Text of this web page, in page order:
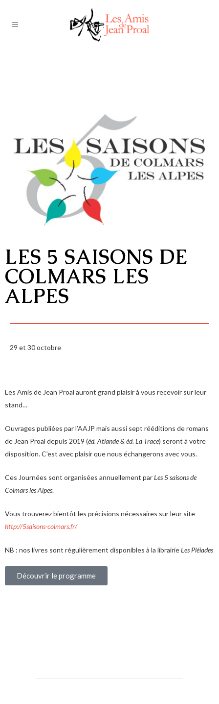
LES 5 SAISONS DE
COLMARS LES
ALPES
29 et 30 octobre
Les Amis de Jean Proal auront grand plaisir à vous recevoir sur leur
stand…
Ouvrages publiées par l’AAJP mais aussi sept rééditions de romans
de Jean Proal depuis 2019 (éd. Atlande & éd. La Trace) seront à votre
disposition. C’est avec plaisir que nous échangerons avec vous.
Ces Journées sont organisées annuellement parLes 5 saisons de
Colmars les Alpes.
Vous trouverez bientôt les précisions nécessaires sur leur site
http://5saisons-colmars.fr/
NB : nos livres sont régulièrement disponibles à la librairieLes Pléiades
Découvrir le programme